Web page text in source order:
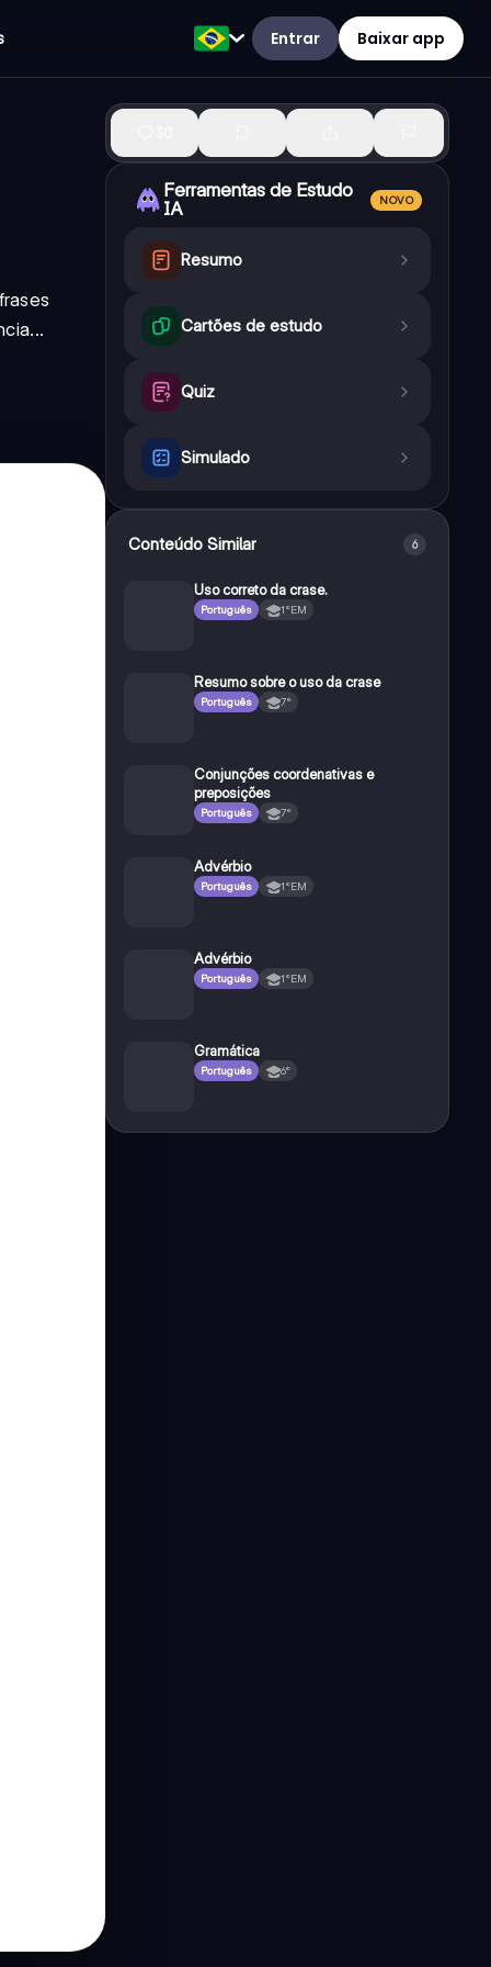
Entrar Baixar app
Ferramentas de Estudo
IA
NOVO
Resumo
Cartões de estudo
Quiz
Simulado
Conteúdo Similar 6
Uso correto da crase.
Português 1°EM
Resumo sobre o uso da crase
Português 7°
Conjunções coordenativas e
preposições
Português 7°
Advérbio
Português 1°EM
Advérbio
Português 1°EM
Gramática
Português 6°